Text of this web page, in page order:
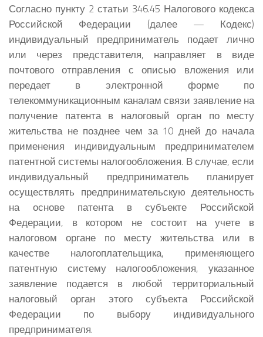
Согласно пункту 2 статьи 346.45 Налогового кодекса
Российской Федерации (далее — Кодекс)
индивидуальный предприниматель подает лично
или через представителя, направляет в виде
почтового отправления с описью вложения или
передает в электронной форме по
телекоммуникационным каналам связи заявление на
получение патента в налоговый орган по месту
жительства не позднее чем за 10 дней до начала
применения индивидуальным предпринимателем
патентной системы налогообложения. В случае, если
индивидуальный предприниматель планирует
осуществлять предпринимательскую деятельность
на основе патента в субъекте Российской
Федерации, в котором не состоит на учете в
налоговом органе по месту жительства или в
качестве налогоплательщика, применяющего
патентную систему налогообложения, указанное
заявление подается в любой территориальный
налоговый орган этого субъекта Российской
Федерации по выбору индивидуального
предпринимателя.